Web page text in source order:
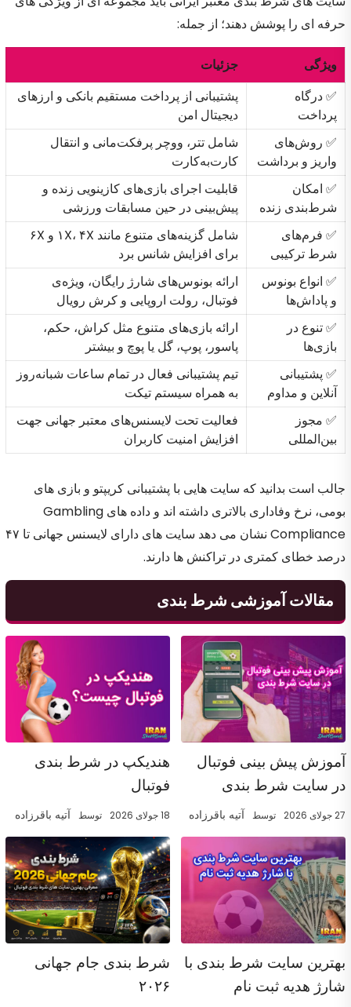
حرفه ای را پوشش دهند؛ از جمله:
ویژگی
جزئیات
✅ درگاه
پرداخت
پشتیبانی از پرداخت مستقیم بانکی و ارزهای
دیجیتال امن
✅ روش‌های
واریز و برداشت
شامل تتر، ووچر پرفکت‌مانی و انتقال
کارت‌به‌کارت
✅ امکان
شرط‌بندی زنده
قابلیت اجرای بازی‌های کازینویی زنده و
پیش‌بینی در حین مسابقات ورزشی
✅ فرم‌های
شرط ترکیبی
شامل گزینه‌های متنوع مانند ۱X، ۴X و ۶X
برای افزایش شانس برد
✅ انواع بونوس
و پاداش‌ها
ارائه بونوس‌های شارژ رایگان، ویژه‌ی
فوتبال، رولت اروپایی و کرش رویال
✅ تنوع در
بازی‌ها
ارائه بازی‌های متنوع مثل کراش، حکم،
پاسور، پوپ، گل یا پوچ و بیشتر
✅ پشتیبانی
آنلاین و مداوم
تیم پشتیبانی فعال در تمام ساعات شبانه‌روز
به همراه سیستم تیکت
✅ مجوز
بین‌المللی
فعالیت تحت لایسنس‌های معتبر جهانی جهت
افزایش امنیت کاربران
جالب است بدانید که سایت هایی با پشتیبانی کریپتو و بازی های
بومی، نرخ وفاداری بالاتری داشته اند و داده های Gambling
Compliance نشان می دهد سایت های دارای لایسنس جهانی تا ۴۷
درصد خطای کمتری در تراکنش ها دارند.
مقالات آموزشی شرط بندی
آموزش پیش بینی فوتبال
در سایت شرط بندی
27 جولای 2026 توسط آتیه باقرزاده
هندیکپ در شرط بندی
فوتبال
18 جولای 2026 توسط آتیه باقرزاده
بهترین سایت شرط بندی با
شارژ هدیه ثبت نام
شرط بندی جام جهانی
۲۰۲۶